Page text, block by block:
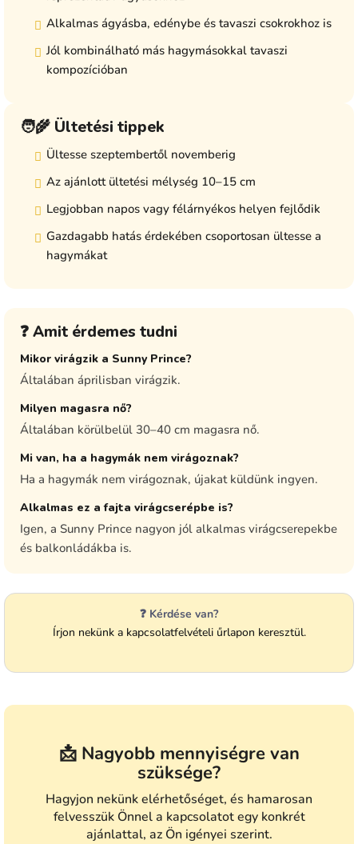
Alkalmas ágyásba, edénybe és tavaszi csokrokhoz is
Jól kombinálható más hagymásokkal tavaszi
kompozícióban
🧑‍🌾 Ültetési tippek
Ültesse szeptembertől novemberig
Az ajánlott ültetési mélység 10–15 cm
Legjobban napos vagy félárnyékos helyen fejlődik
Gazdagabb hatás érdekében csoportosan ültesse a
hagymákat
❓ Amit érdemes tudni
Mikor virágzik a Sunny Prince?
Általában áprilisban virágzik.
Milyen magasra nő?
Általában körülbelül 30–40 cm magasra nő.
Mi van, ha a hagymák nem virágoznak?
Ha a hagymák nem virágoznak, újakat küldünk ingyen.
Alkalmas ez a fajta virágcserépbe is?
Igen, a Sunny Prince nagyon jól alkalmas virágcserepekbe
és balkonládákba is.
❓ Kérdése van?
Írjon nekünk a kapcsolatfelvételi űrlapon keresztül.
📩 Nagyobb mennyiségre van
szüksége?
Hagyjon nekünk elérhetőséget, és hamarosan
felvesszük Önnel a kapcsolatot egy konkrét
ajánlattal, az Ön igényei szerint.